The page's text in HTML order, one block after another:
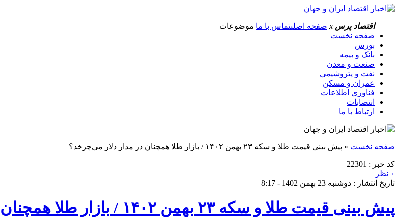
اقتصاد پرس x صفحه اصلیتماس با ما موضوعات
صفحه نخست
بورس
بانک و بیمه
صنعت و معدن
نفت و پتروشیمی
عمران و مسکن
فناوری اطلاعات
انتصابات
ارتباط با ما
صفحه نخست » پیش‌ بینی قیمت طلا و سکه ۲۳ بهمن ۱۴۰۲ / بازار طلا همچنان در مدار دلار می‌چرخد؟
کد خبر : 22301
۰ نظر
تاریخ انتشار : دوشنبه 23 بهمن 1402 - 8:17
پیش‌ بینی قیمت طلا و سکه ۲۳ بهمن ۱۴۰۲ / بازار طلا همچنان در مدار دلار می‌چرخد؟